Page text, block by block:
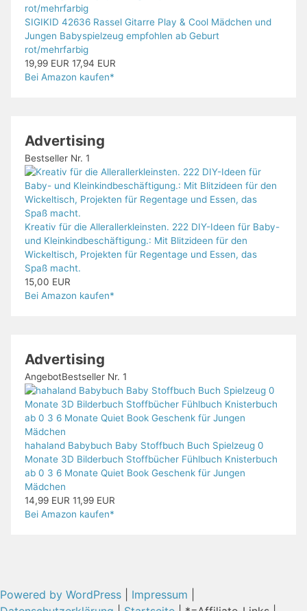
SIGIKID 42636 Rassel Gitarre Play & Cool Mädchen und
Jungen Babyspielzeug empfohlen ab Geburt
rot/mehrfarbig
19,99 EUR 17,94 EUR
Bei Amazon kaufen*
Advertising
Bestseller Nr. 1
Kreativ für die Allerallerkleinsten. 222 DIY-Ideen für Baby-
und Kleinkindbeschäftigung.: Mit Blitzideen für den
Wickeltisch, Projekten für Regentage und Essen, das
Spaß macht.
15,00 EUR
Bei Amazon kaufen*
Advertising
AngebotBestseller Nr. 1
hahaland Babybuch Baby Stoffbuch Buch Spielzeug 0
Monate 3D Bilderbuch Stoffbücher Fühlbuch Knisterbuch
ab 0 3 6 Monate Quiet Book Geschenk für Jungen
Mädchen
14,99 EUR 11,99 EUR
Bei Amazon kaufen*
Powered by WordPress Impressum